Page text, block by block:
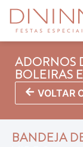
ADORNOS
BOLEIRAS
VOLTAR
BANDEJA